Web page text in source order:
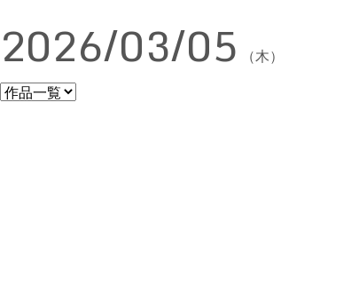
2026/03/05 （木）